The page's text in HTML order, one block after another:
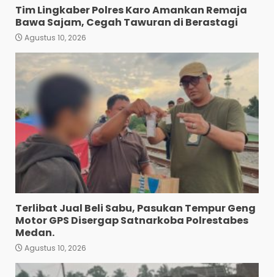
Tim Lingkaber Polres Karo Amankan Remaja
Bawa Sajam, Cegah Tawuran di Berastagi
Agustus 10, 2026
Terlibat Jual Beli Sabu, Pasukan Tempur Geng
Motor GPS Disergap Satnarkoba Polrestabes
Medan.
Agustus 10, 2026
3
Terlibat Jual Beli Sabu,
Pasukan Tempur Geng
Motor GPS Disergap
Satnarkoba Polrestabes
Medan.
Agustus 10, 2026
Turnamen Piala Bergilir
Ketua DPD PKN Sumut
Berakhir Batak Unitet
Menang 3-2 Lawan OKKA FC
Agustus 9, 2026
5
“Kem Alias Peng Diduga
Bandar Besar Narkoba
Tuntungan”.
Agustus 9, 2026